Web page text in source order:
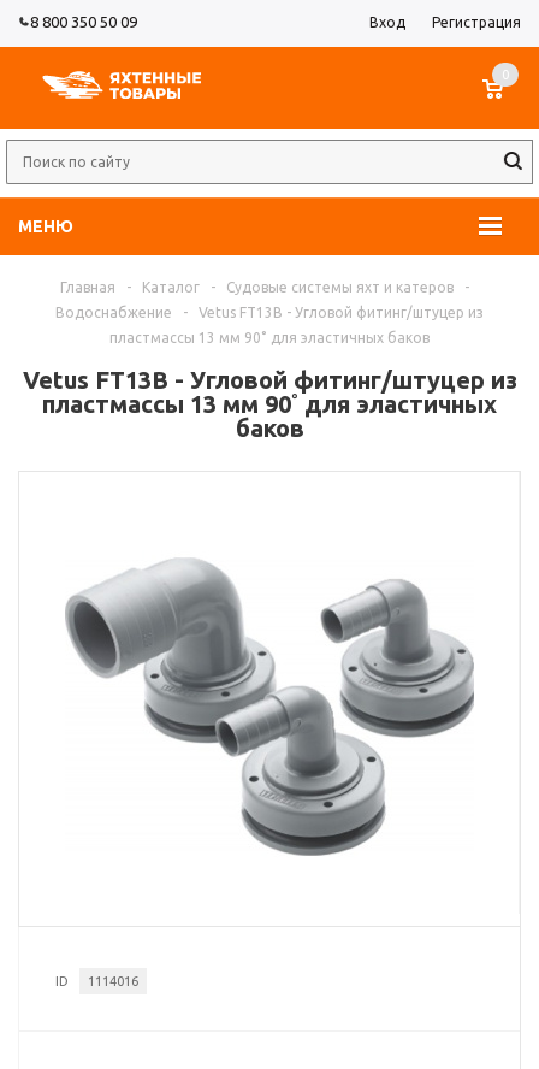
8 800 350 50 09 Вход Регистрация
МЕНЮ
0
Главная - Каталог - Судовые системы яхт и катеров
-
Водоснабжение
-
Vetus FT13B - Угловой фитинг/штуцер из
пластмассы 13 мм 90˚ для эластичных баков
Vetus FT13B - Угловой фитинг/штуцер из
пластмассы 13 мм 90˚ для эластичных
баков
ID 1114016